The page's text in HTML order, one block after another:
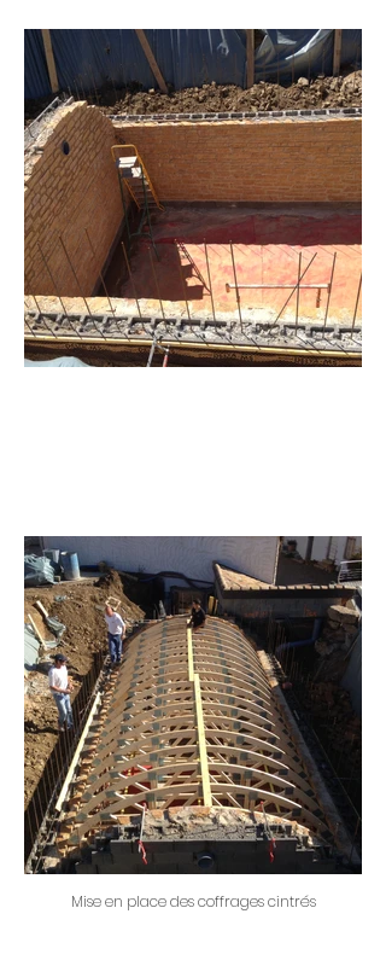
Mise en place des coffrages cintrés